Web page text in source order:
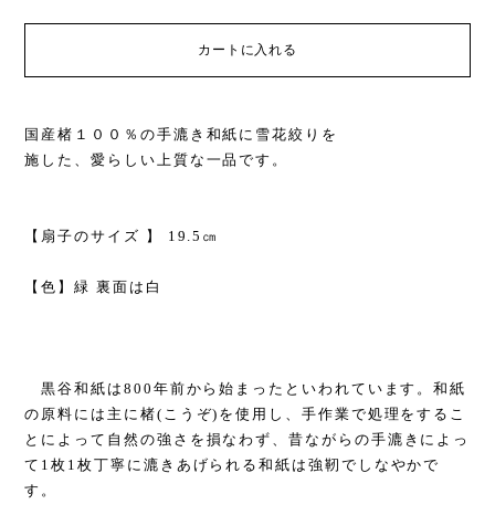
カートに入れる
国産楮１００％の手漉き和紙に雪花絞りを
施した、愛らしい上質な一品です。
【扇子のサイズ 】 19.5㎝
【色】緑 裏面は白
黒谷和紙は800年前から始まったといわれています。和紙
の原料には主に楮(こうぞ)を使用し、手作業で処理をするこ
とによって自然の強さを損なわず、昔ながらの手漉きによっ
て1枚1枚丁寧に漉きあげられる和紙は強靭でしなやかで
す。